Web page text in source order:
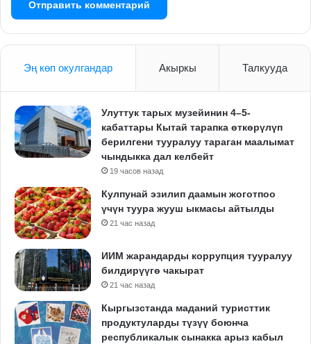
Эң көп окулгандар Акыркы Талкууда
Улуттук тарых музейинин 4–5-
кабаттары Кытай тарапка өткөрүлүп
берилгени тууралуу тараган маалымат
чындыкка дал келбейт
19 часов назад
Кулпунай эзилип даамын жоготпоо
үчүн туура жууш ыкмасы айтылды
21 час назад
ИИМ жарандарды коррупция тууралуу
билдирүүгө чакырат
21 час назад
Кыргызстанда маданий туристтик
продуктуларды түзүү боюнча
республикалык сынакка арыз кабыл